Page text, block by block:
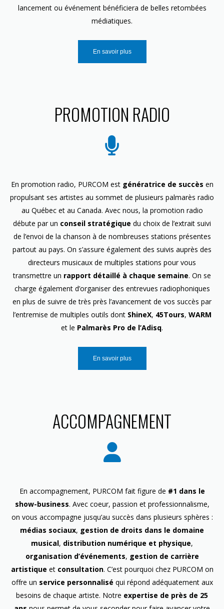
lancement ou événement bénéficiera de belles retombées
médiatiques.
En savoir plus
PROMOTION RADIO
En promotion radio, PURCOM est génératrice de succès en
propulsant ses artistes au sommet de plusieurs palmarès radio
au Québec et au Canada. Avec nous, la promotion radio
débute par un conseil stratégique du choix de l’extrait suivi
de l’envoi de la chanson à de nombreuses stations présentes
partout au pays. On s’assure également des suivis auprès des
directeurs musicaux de multiples stations pour vous
transmettre un rapport détaillé à chaque semaine. On se
charge également d’organiser des entrevues radiophoniques
en plus de suivre de très près l’avancement de vos succès par
l’entremise de multiples outils dont ShineX, 45Tours, WARM
et le Palmarès Pro de l’Adisq.
En savoir plus
ACCOMPAGNEMENT
En accompagnement, PURCOM fait figure de #1 dans le
show-business. Avec coeur, passion et professionnalisme,
on vous accompagne jusqu’au succès dans plusieurs sphères :
médias sociaux, gestion de droits dans le domaine
musical, distribution numérique et physique,
organisation d’événements, gestion de carrière
artistique etconsultation. C’est pourquoi chez PURCOM on
offre un service personnalisé qui répond adéquatement aux
besoins de chaque artiste. Notre expertise de près de 25